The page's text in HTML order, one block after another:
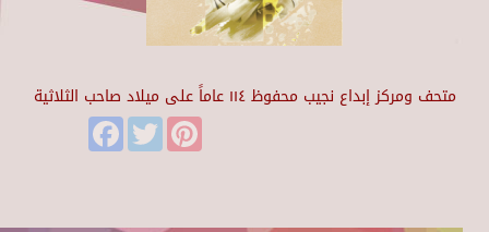
متحف ومركز إبداع نجيب محفوظ ١١٤ عاماً على ميلاد صاحب الثلاثية
FacebookTwitter